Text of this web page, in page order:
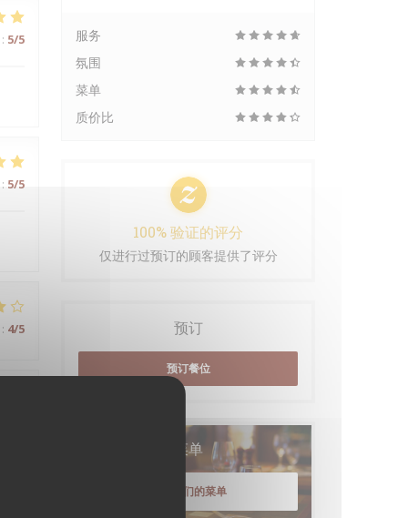
: 5/5
: 5/5
: 4/5
服务
氛围
菜单
质价比
100% 验证的评分
仅进行过预订的顾客提供了评分
预订
预订餐位
菜单
发现我们的菜单